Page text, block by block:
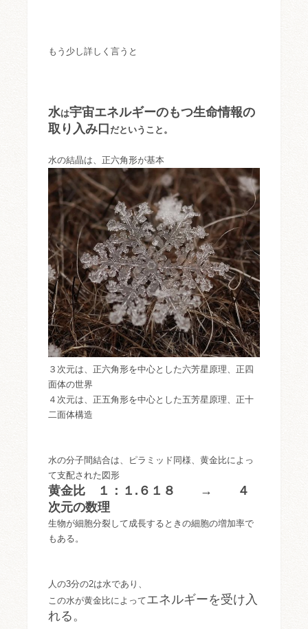
もう少し詳しく言うと
水は宇宙エネルギーのもつ生命情報の
取り入み口 だということ。
水の結晶は、正六角形が基本
３次元は、正六角形を中心とした六芳星原理、正四
面体の世界
４次元は、正五角形を中心とした五芳星原理、正十
二面体構造
水の分子間結合は、ピラミッド同様、黄金比によっ
て支配された図形
黄金比 １：１.６１８ → ４
次元の数理
生物が細胞分裂して成長するときの細胞の増加率で
もある。
人の3分の2は水であり、
この水が黄金比によってエネルギーを受け入
れる。